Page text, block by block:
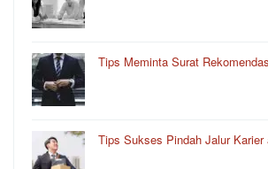
Tips Meminta Surat
Tips Sukses Pindah Jalur